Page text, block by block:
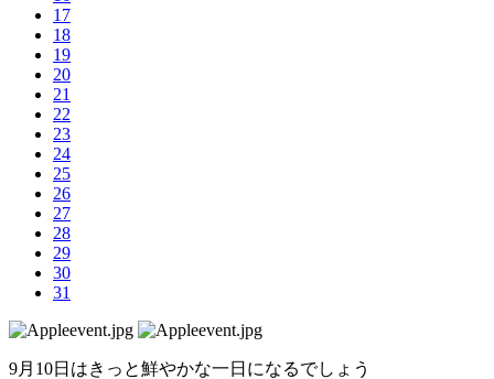
17
18
19
20
21
22
23
24
25
26
27
28
29
30
31
9月10日はきっと鮮やかな一日になるでしょう